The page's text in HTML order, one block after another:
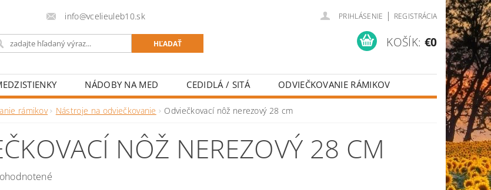
info@vcelieuleb10.sk PRIHLÁSENIE | REGISTRÁCIA
KOŠÍK: €0
NÁDOBY NA MED CEDIDLÁ / SITÁ
ODVIEČKOVANIE RÁMIKOV
DROBNÉ NÁRADIE OCHRANNÉ OBLEČENIE
KRMIVO PRE VČELY
rámikov Nástroje na odviečkovanie Odviečkovací nôž nerezový 28 cm
NÔŽ NEREZOVÝ 28 CM